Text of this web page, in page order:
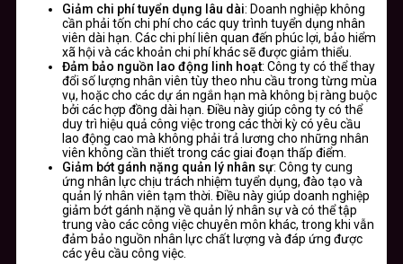
Giảm chi phí tuyển dụng lâu dài: Doanh nghiệp không
cần phải tốn chi phí cho các quy trình tuyển dụng nhân
viên dài hạn. Các chi phí liên quan đến phúc lợi, bảo hiểm
xã hội và các khoản chi phí khác sẽ được giảm thiểu.
Đảm bảo nguồn lao động linh hoạt: Công ty có thể thay
đổi số lượng nhân viên tùy theo nhu cầu trong từng mùa
vụ, hoặc cho các dự án ngắn hạn mà không bị ràng buộc
bởi các hợp đồng dài hạn. Điều này giúp công ty có thể
duy trì hiệu quả công việc trong các thời kỳ có yêu cầu
lao động cao mà không phải trả lương cho những nhân
viên không cần thiết trong các giai đoạn thấp điểm.
Giảm bớt gánh nặng quản lý nhân sự: Công ty cung
ứng nhân lực chịu trách nhiệm tuyển dụng, đào tạo và
quản lý nhân viên tạm thời. Điều này giúp doanh nghiệp
giảm bớt gánh nặng về quản lý nhân sự và có thể tập
trung vào các công việc chuyên môn khác, trong khi vẫn
đảm bảo nguồn nhân lực chất lượng và đáp ứng được
các yêu cầu công việc.